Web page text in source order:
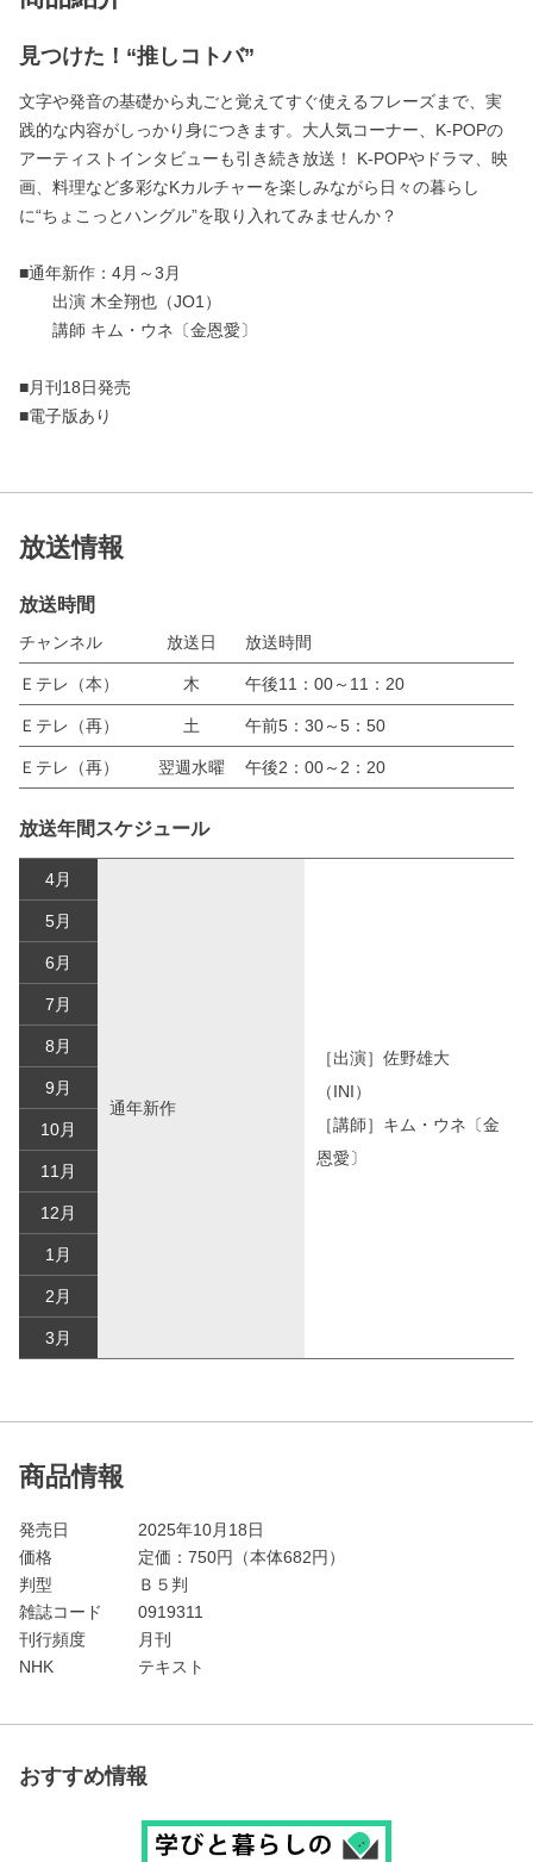
見つけた！“推しコトバ”
文字や発音の基礎から丸ごと覚えてすぐ使えるフレーズまで、実
践的な内容がしっかり身につきます。大人気コーナー、K-POPの
アーティストインタビューも引き続き放送！ K-POPやドラマ、映
画、料理など多彩なKカルチャーを楽しみながら日々の暮らし
に“ちょこっとハングル”を取り入れてみませんか？
■通年新作：4月～3月
出演 木全翔也（JO1）
講師 キム・ウネ〔金恩愛〕
■月刊18日発売
■電子版あり
放送情報
放送時間
チャンネル 放送日 放送時間
Ｅテレ（本） 木 午後11：00～11：20
Ｅテレ（再） 土 午前5：30～5：50
Ｅテレ（再） 翌週水曜 午後2：00～2：20
放送年間スケジュール
4月
通年新作
［出演］佐野雄大
（INI）
［講師］キム・ウネ〔金
恩愛〕
5月
6月
7月
8月
9月
10月
11月
12月
1月
2月
3月
商品情報
発売日
2025年10月18日
価格
定価： 750円（本体682円）
判型
Ｂ５判
雑誌コード
0919311
刊行頻度
月刊
NHK
テキスト
おすすめ情報